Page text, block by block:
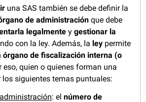
una SAS también se debe definir la
de administración que debe
legalmente ygestionar la
con la ley. Además, la ley permite
órgano de fiscalización interna (o
eso, quien o quienes forman una
los siguientes temas puntuales:
: elnúmero de